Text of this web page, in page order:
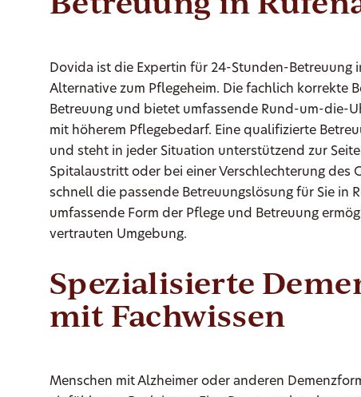
Dovida ist die Expertin für 24-Stunden-Betreuung
Alternative zum Pflegeheim. Die fachlich korrekte
Betreuung und bietet umfassende Rund-um-die-
mit höherem Pflegebedarf. Eine qualifizierte
und steht in jeder Situation unterstützend zur
Spitalaustritt oder bei einer Verschlechterung des
schnell die passende Betreuungslösung für Sie in
umfassende Form der Pflege und Betreuung
vertrauten Umgebung.
Spezialisierte
mit Fachwissen
Menschen mit Alzheimer oder anderen